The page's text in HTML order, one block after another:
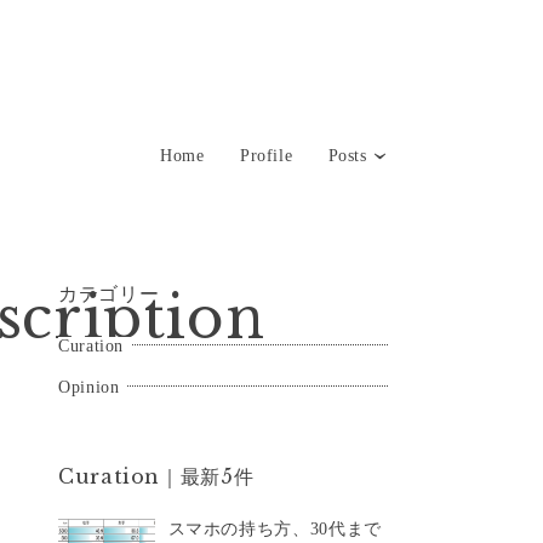
Home Profile Posts
カテゴリー
Curation
Opinion
Curation｜最新5件
スマホの持ち方、30代まで